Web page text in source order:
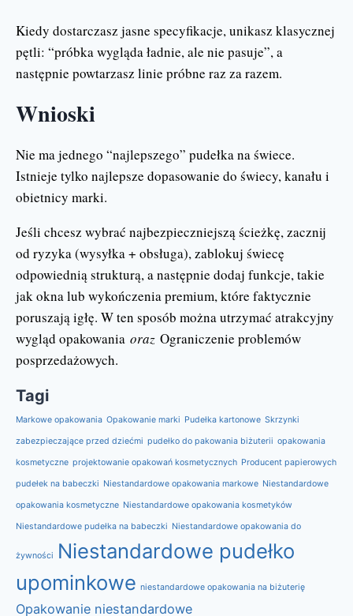
Kiedy dostarczasz jasne specyfikacje, unikasz klasycznej
pętli: “próbka wygląda ładnie, ale nie pasuje”, a
następnie powtarzasz linie próbne raz za razem.
Wnioski
Nie ma jednego “najlepszego” pudełka na świece.
Istnieje tylko najlepsze dopasowanie do świecy, kanału i
obietnicy marki.
Jeśli chcesz wybrać najbezpieczniejszą ścieżkę, zacznij
od ryzyka (wysyłka + obsługa), zablokuj świecę
odpowiednią strukturą, a następnie dodaj funkcje, takie
jak okna lub wykończenia premium, które faktycznie
poruszają igłę. W ten sposób można utrzymać atrakcyjny
wygląd opakowania oraz Ograniczenie problemów
posprzedażowych.
Tagi
Markowe opakowania Opakowanie marki Pudełka kartonowe Skrzynki
zabezpieczające przed dziećmi pudełko do pakowania biżuterii opakowania
kosmetyczne projektowanie opakowań kosmetycznych Producent papierowych
pudełek na babeczki Niestandardowe opakowania markowe Niestandardowe
opakowania kosmetyczne Niestandardowe opakowania kosmetyków
Niestandardowe pudełka na babeczki Niestandardowe opakowania do
żywności
Niestandardowe pudełko
upominkowe niestandardowe opakowania na biżuterię
Opakowanie niestandardowe